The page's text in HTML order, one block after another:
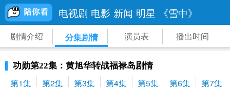
电视剧 电影 新闻 明星 《雪中》
剧情介绍 分集剧情 演员表 播出时间
功勋第22集：黄旭华转战福禄岛剧情
第1集 第2集 第3集 第4集 第5集 第6集 第7集